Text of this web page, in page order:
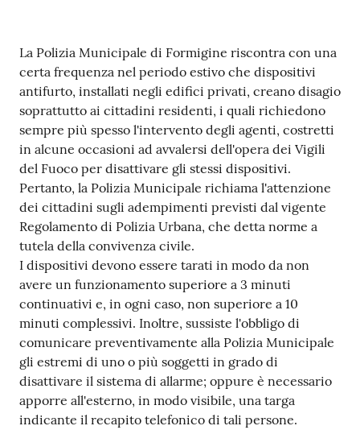
t
e
o
Tutti
gli
argomenti...
Seguici
su
Contenuto
La Polizia Municipale di Formigine riscontra con una
certa frequenza nel periodo estivo che dispositivi
antifurto, installati negli edifici privati, creano disagio
soprattutto ai cittadini residenti, i quali richiedono
sempre più spesso l'intervento degli agenti, costretti
in alcune occasioni ad avvalersi dell'opera dei Vigili
del Fuoco per disattivare gli stessi dispositivi.
Pertanto, la Polizia Municipale richiama l'attenzione
dei cittadini sugli adempimenti previsti dal vigente
Regolamento di Polizia Urbana, che detta norme a
tutela della convivenza civile.
I dispositivi devono essere tarati in modo da non
avere un funzionamento superiore a 3 minuti
continuativi e, in ogni caso, non superiore a 10
minuti complessivi. Inoltre, sussiste l'obbligo di
comunicare preventivamente alla Polizia Municipale
gli estremi di uno o più soggetti in grado di
disattivare il sistema di allarme; oppure è necessario
apporre all'esterno, in modo visibile, una targa
indicante il recapito telefonico di tali persone.